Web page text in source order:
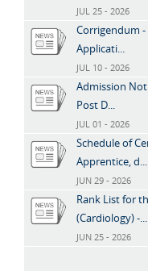
JUL 25 - 2026
Corrigendum
Applicati...
JUL 10 - 2026
Admission
Post D...
JUL 01 - 2026
Schedule of
Apprentice, d...
JUN 29 - 2026
Rank List for
(Cardiology) -...
JUN 25 - 2026